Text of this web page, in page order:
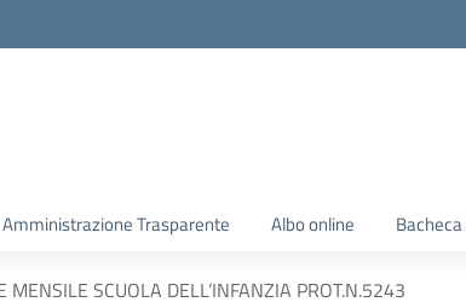
Amministrazione Trasparente Albo online
SCUOLA DELL’INFANZIA PROT.N.5243